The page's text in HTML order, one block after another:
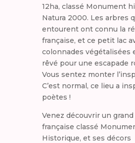
12ha, classé Monument
Natura 2000. Les arbres
entourent ont connu la
française, et ce petit lac
colonnades végétalisées
rêvé pour une escapade
Vous sentez monter
C’est normal, ce lieu a
poètes !
Venez découvrir un grand
française classé
Historique, et ses décors